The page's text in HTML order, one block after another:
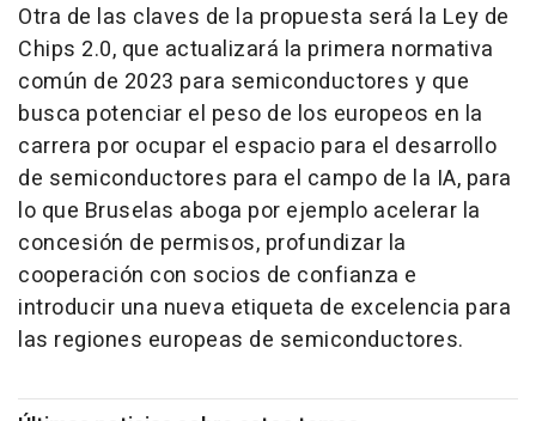
Otra de las claves de la propuesta será la Ley de
Chips 2.0, que actualizará la primera normativa
común de 2023 para semiconductores y que
busca potenciar el peso de los europeos en la
carrera por ocupar el espacio para el desarrollo
de semiconductores para el campo de la IA, para
lo que Bruselas aboga por ejemplo acelerar la
concesión de permisos, profundizar la
cooperación con socios de confianza e
introducir una nueva etiqueta de excelencia para
las regiones europeas de semiconductores.